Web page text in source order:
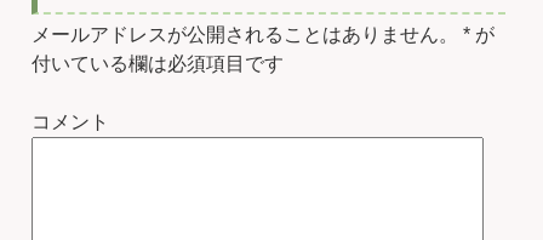
メールアドレスが公開されることはありません。 * が
付いている欄は必須項目です
コメント